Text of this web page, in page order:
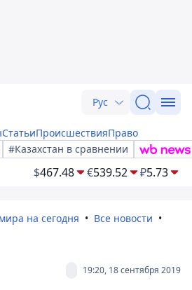
Рус
СтатьиПроисшествияПраво
#Казахстан в сравнении
$467.48 €539.52 ₽5.73
на сегодня
Все новости
19:20, 18 сентября 2019